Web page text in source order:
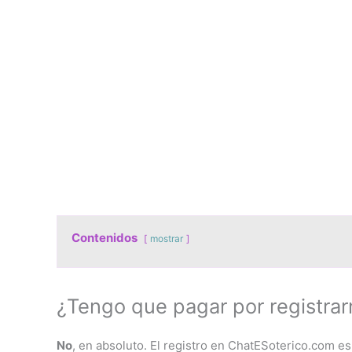
Contenidos mostrar
¿Tengo que pagar por
No, en absoluto. El registro en ChatESoterico.com es